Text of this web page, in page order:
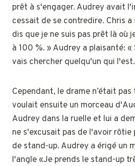
prêt à s'engager. Audrey avait
cessait de se contredire. Chris a
dis que je ne suis pas prêt là où
à 100 %. » Audrey a plaisanté: «
vais chercher quelqu'un qui
Cependant, le drame n’était
voulait ensuite un morceau
Audrey dans la ruelle et lui a
ne s'excusait pas de l'avoir
de stand-up. Audrey a érigé un
l'angle «Je prends le stand-up